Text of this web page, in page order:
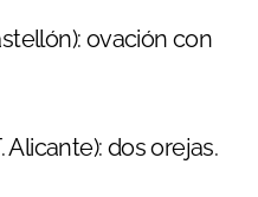
ovación con
Alicante): dos orejas.